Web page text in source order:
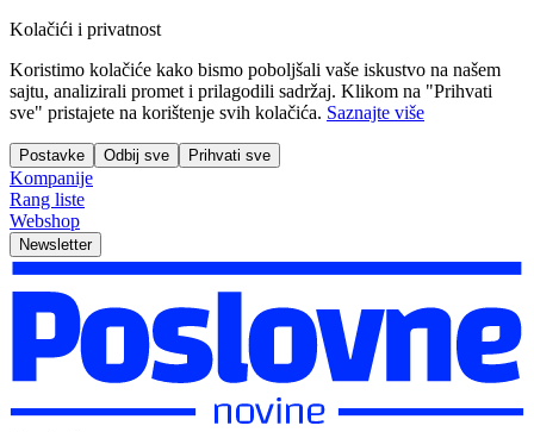
Kolačići i privatnost
Koristimo kolačiće kako bismo poboljšali vaše iskustvo na našem
sajtu, analizirali promet i prilagodili sadržaj. Klikom na "Prihvati
sve" pristajete na korištenje svih kolačića. Saznajte više
Postavke Odbij sve Prihvati sve
Kompanije
Rang liste
Webshop
Newsletter